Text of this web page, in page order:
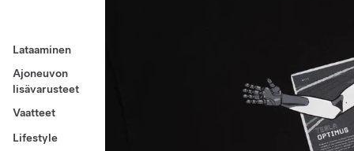
Lataaminen
Ajoneuvon
lisävarusteet
Vaatteet
Lifestyle